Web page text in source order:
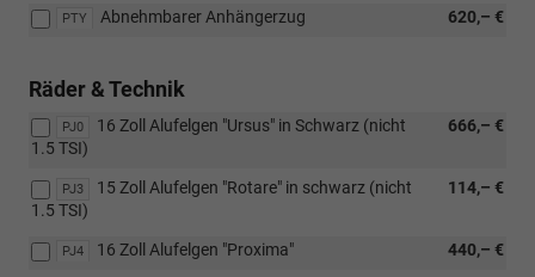
PTY 620,– €
Abnehmbarer Anhängerzug
Räder & Technik
PJ0 666,– €
16 Zoll Alufelgen "Ursus" in Schwarz (nicht
1.5 TSI)
PJ3 114,– €
15 Zoll Alufelgen "Rotare" in schwarz (nicht
1.5 TSI)
PJ4 440,– €
16 Zoll Alufelgen "Proxima"